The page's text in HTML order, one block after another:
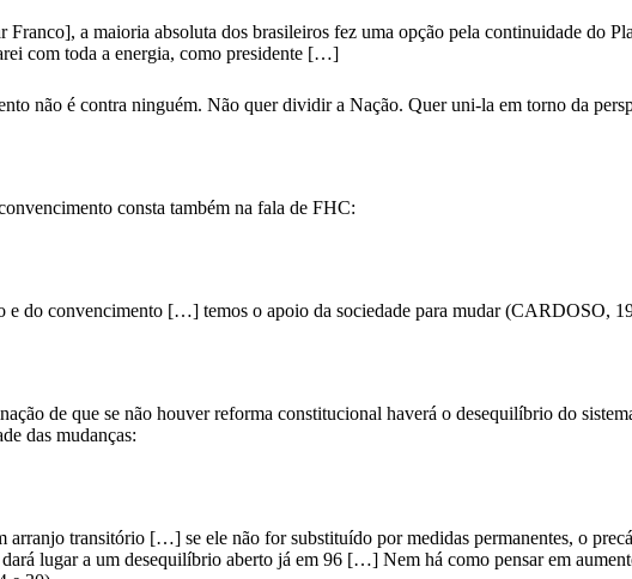
a maioria absoluta dos brasileiros fez uma opção pela continuidade do
com toda a energia, como presidente […]
não é contra ninguém. Não quer dividir a Nação. Quer uni-la em torno da
consta também na fala de FHC:
e do convencimento […] temos o apoio da sociedade para mudar (CARDOSO,
de que se não houver reforma constitucional haverá o desequilíbrio do
das mudanças:
transitório […] se ele não for substituído por medidas permanentes, o
lugar a um desequilíbrio aberto já em 96 […] Nem há como pensar em